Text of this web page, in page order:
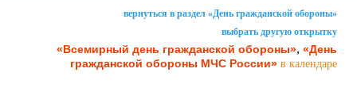
вернуться в раздел «День гражданской обороны»
выбрать другую открытку
«Всемирный день гражданской обороны», «День
гражданской обороны МЧС России» в календаре